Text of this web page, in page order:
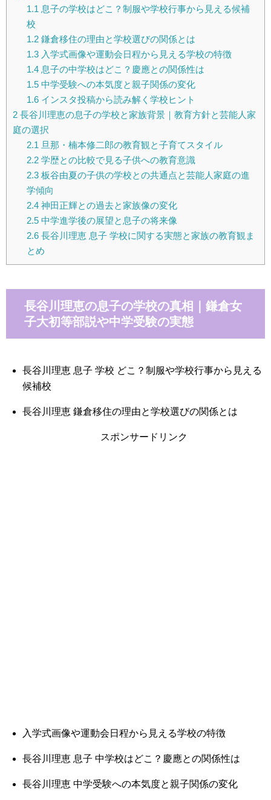
1.1 息子の学校はどこ？制服や学校行事から見える候補
校
1.2鎌倉移住の理由と学校選びの関係とは
1.3入学式画像や運動会日程から見える学校の特徴
1.4息子の中学校はどこ？慶應との関係性は
1.5中学受験への本気度と親子関係の変化
1.6インスタ投稿から読み解く学校ヒント
2 長谷川理恵の息子の学校と家族背景｜教育方針と芸能人家
庭の選択
2.1 旦那・楠本修二郎の教育観と子育てスタイル
2.2学歴との比較で見る子供への教育意識
2.3板谷由夏の子供の学校との共通点と芸能人家庭の進
学傾向
2.4神田正輝との過去と家族像の変化
2.5中学進学後の展望と息子の将来像
2.6長谷川理恵 息子 学校に関する実態と家族の教育観ま
とめ
長谷川理恵の息子の学校の真相｜鎌倉女
子大初等部説や中学受験の実態
長谷川理恵 息子 学校 どこ？制服や学校行事から見える
候補校
長谷川理恵 鎌倉移住の理由と学校選びの関係とは
スポンサードリンク
入学式画像や運動会日程から見える学校の特徴
長谷川理恵 息子 中学校はどこ？慶應との関係性は
長谷川理恵 中学受験への本気度と親子関係の変化